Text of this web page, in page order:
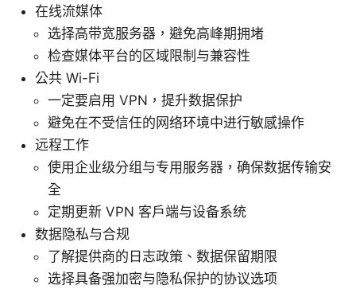
在线流媒体
选择高带宽服务器，避免高峰期拥堵
检查媒体平台的区域限制与兼容性
公共 Wi-Fi
一定要启用 VPN，提升数据保护
避免在不受信任的网络环境中进行敏感操作
远程工作
使用企业级分组与专用服务器，确保数据传输安
全
定期更新 VPN 客户端与设备系统
数据隐私与合规
了解提供商的日志政策、数据保留期限
选择具备强加密与隐私保护的协议选项